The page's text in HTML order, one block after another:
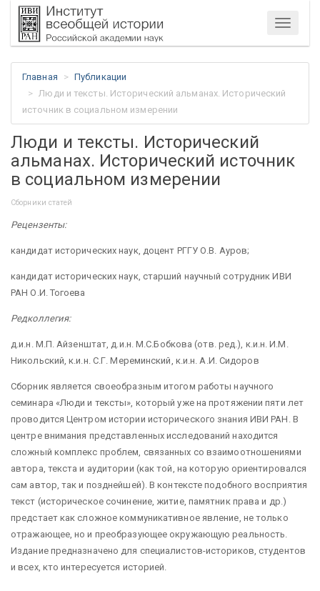
Меню
Главная
Публикации
Люди и тексты. Исторический альманах. Исторический
источник в социальном измерении
Люди и тексты. Исторический
альманах. Исторический источник
в социальном измерении
Сборники статей
Рецензенты:
кандидат исторических наук, доцент РГГУ О.В. Ауров;
кандидат исторических наук, старший научный сотрудник ИВИ
РАН О.И. Тогоева
Редколлегия:
д.и.н. М.П. Айзенштат, д.и.н. М.С.Бобкова (отв. ред.), к.и.н. И.М.
Никольский, к.и.н. С.Г. Мереминский, к.и.н. А.И. Сидоров
Сборник является своеобразным итогом работы научного
семинара «Люди и тексты», который уже на протяжении пяти лет
проводится Центром истории исторического знания ИВИ РАН. В
центре внимания представленных исследований находится
сложный комплекс проблем, связанных со взаимоотношениями
автора, текста и аудитории (как той, на которую ориентировался
сам автор, так и позднейшей). В контексте подобного восприятия
текст (историческое сочинение, житие, памятник права и др.)
предстает как сложное коммуникативное явление, не только
отражающее, но и преобразующее окружающую реальность.
Издание предназначено для специалистов-историков, студентов
и всех, кто интересуется историей.